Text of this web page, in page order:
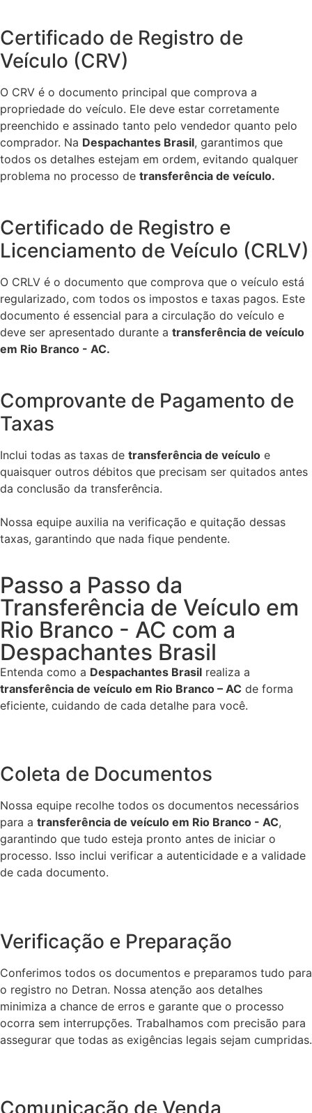
Certificado de Registro de
Veículo (CRV)
O CRV é o documento principal que comprova a
propriedade do veículo. Ele deve estar corretamente
preenchido e assinado tanto pelo vendedor quanto pelo
comprador. Na Despachantes Brasil, garantimos que
todos os detalhes estejam em ordem, evitando qualquer
problema no processo de transferência de veículo.
Certificado de Registro e
Licenciamento de Veículo (CRLV)
O CRLV é o documento que comprova que o veículo está
regularizado, com todos os impostos e taxas pagos. Este
documento é essencial para a circulação do veículo e
deve ser apresentado durante a transferência de veículo
em Rio Branco - AC.
Comprovante de Pagamento de
Taxas
Inclui todas as taxas de transferência de veículo e
quaisquer outros débitos que precisam ser quitados antes
da conclusão da transferência.
Nossa equipe auxilia na verificação e quitação dessas
taxas, garantindo que nada fique pendente.
Passo a Passo da
Transferência de Veículo em
Rio Branco - AC com a
Despachantes Brasil
Entenda como a Despachantes Brasil realiza a
transferência de veículo em Rio Branco – AC de forma
eficiente, cuidando de cada detalhe para você.
Coleta de Documentos
Nossa equipe recolhe todos os documentos necessários
para a transferência de veículo em Rio Branco - AC,
garantindo que tudo esteja pronto antes de iniciar o
processo. Isso inclui verificar a autenticidade e a validade
de cada documento.
Verificação e Preparação
Conferimos todos os documentos e preparamos tudo para
o registro no Detran. Nossa atenção aos detalhes
minimiza a chance de erros e garante que o processo
ocorra sem interrupções. Trabalhamos com precisão para
assegurar que todas as exigências legais sejam cumpridas.
Comunicação de Venda